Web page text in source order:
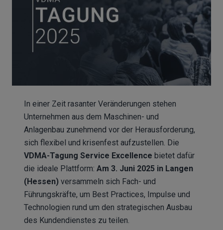
In einer Zeit rasanter Veränderungen stehen
Unternehmen aus dem Maschinen- und
Anlagenbau zunehmend vor der Herausforderung,
sich flexibel und krisenfest aufzustellen. Die
VDMA-Tagung Service Excellence bietet dafür
die ideale Plattform: Am 3. Juni 2025 in Langen
(Hessen) versammeln sich Fach- und
Führungskräfte, um Best Practices, Impulse und
Technologien rund um den strategischen Ausbau
des Kundendienstes zu teilen.